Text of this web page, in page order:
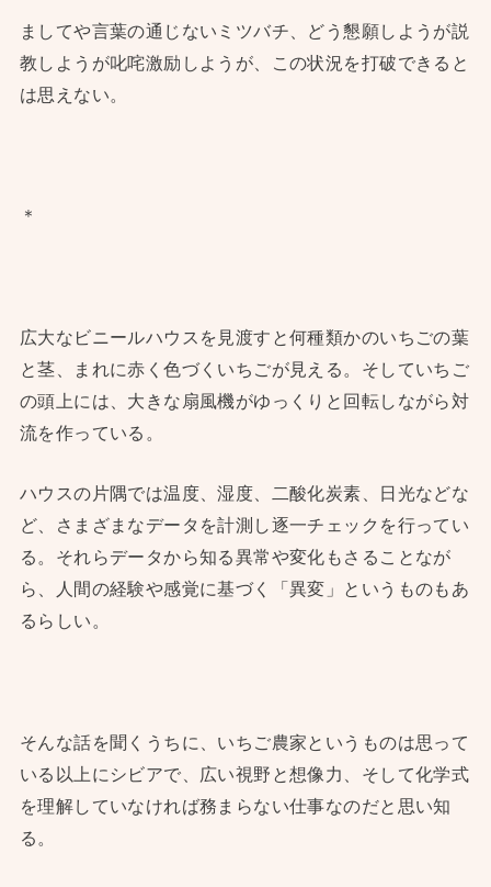
ましてや言葉の通じないミツバチ、どう懇願しようが説
教しようが叱咤激励しようが、この状況を打破できると
は思えない。
＊
広大なビニールハウスを見渡すと何種類かのいちごの葉
と茎、まれに赤く色づくいちごが見える。そしていちご
の頭上には、大きな扇風機がゆっくりと回転しながら対
流を作っている。
ハウスの片隅では温度、湿度、二酸化炭素、日光などな
ど、さまざまなデータを計測し逐一チェックを行ってい
る。それらデータから知る異常や変化もさることなが
ら、人間の経験や感覚に基づく「異変」というものもあ
るらしい。
そんな話を聞くうちに、いちご農家というものは思って
いる以上にシビアで、広い視野と想像力、そして化学式
を理解していなければ務まらない仕事なのだと思い知
る。